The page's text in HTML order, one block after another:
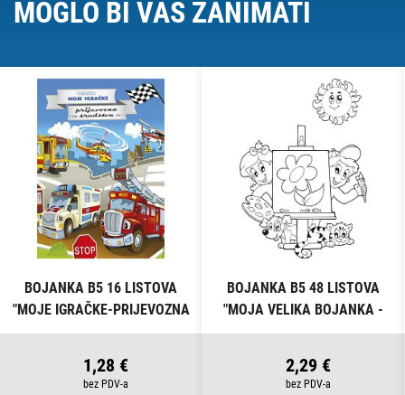
MOGLO BI VAS ZANIMATI
BOJANKA B5 16 LISTOVA
"MOJE IGRAČKE-PRIJEVOZNA
SREDSTVA" CONNECT
1,28 €
BOJANKA B5 48 LISTOVA
"MOJA VELIKA BOJANKA -
ŠARENI SVIJET" CONNECT
2,29 €